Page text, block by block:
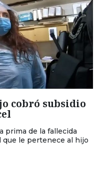
cobró subsidio
prima de la fallecida
le pertenece al hijo